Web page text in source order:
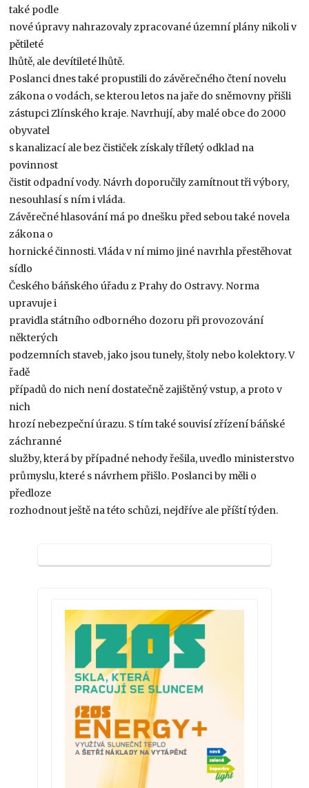
také podle
nové úpravy nahrazovaly zpracované územní plány nikoli v
pětileté
lhůtě, ale devítileté lhůtě.
Poslanci dnes také propustili do závěrečného čtení novelu
zákona o vodách, se kterou letos na jaře do sněmovny přišli
zástupci Zlínského kraje. Navrhují, aby malé obce do 2000
obyvatel
s kanalizací ale bez čističek získaly tříletý odklad na
povinnost
čistit odpadní vody. Návrh doporučily zamítnout tři výbory,
nesouhlasí s ním i vláda.
Závěrečné hlasování má po dnešku před sebou také novela
zákona o
hornické činnosti. Vláda v ní mimo jiné navrhla přestěhovat
sídlo
Českého báňského úřadu z Prahy do Ostravy. Norma
upravuje i
pravidla státního odborného dozoru při provozování
některých
podzemních staveb, jako jsou tunely, štoly nebo kolektory. V
řadě
případů do nich není dostatečně zajištěný vstup, a proto v
nich
hrozí nebezpeční úrazu. S tím také souvisí zřízení báňské
záchranné
služby, která by případné nehody řešila, uvedlo ministerstvo
průmyslu, které s návrhem přišlo. Poslanci by měli o
předloze
rozhodnout ještě na této schůzi, nejdříve ale příští týden.